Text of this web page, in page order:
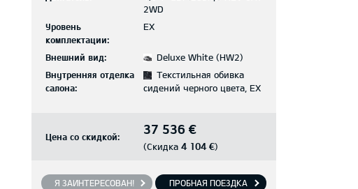
2WD
Уровень
комплектации:
EX
Внешний вид:
Deluxe White (HW2)
Внутренняя отделка
салона:
Текстильная обивка
сидений черного цвета, EX
Цена со скидкой: 37 536 €
(Скидка 4 104 €)
Я ЗАИНТЕРЕСОВАН! ПРОБНАЯ ПОЕЗДКА